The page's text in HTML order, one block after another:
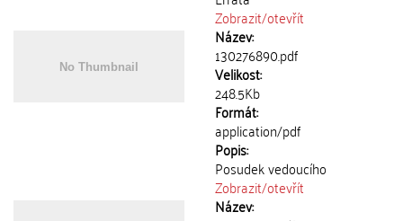
Zobrazit/otevřít
Název:
130276890.pdf
Velikost:
248.5Kb
Formát:
application/pdf
Popis:
Posudek vedoucího
Zobrazit/otevřít
Název: